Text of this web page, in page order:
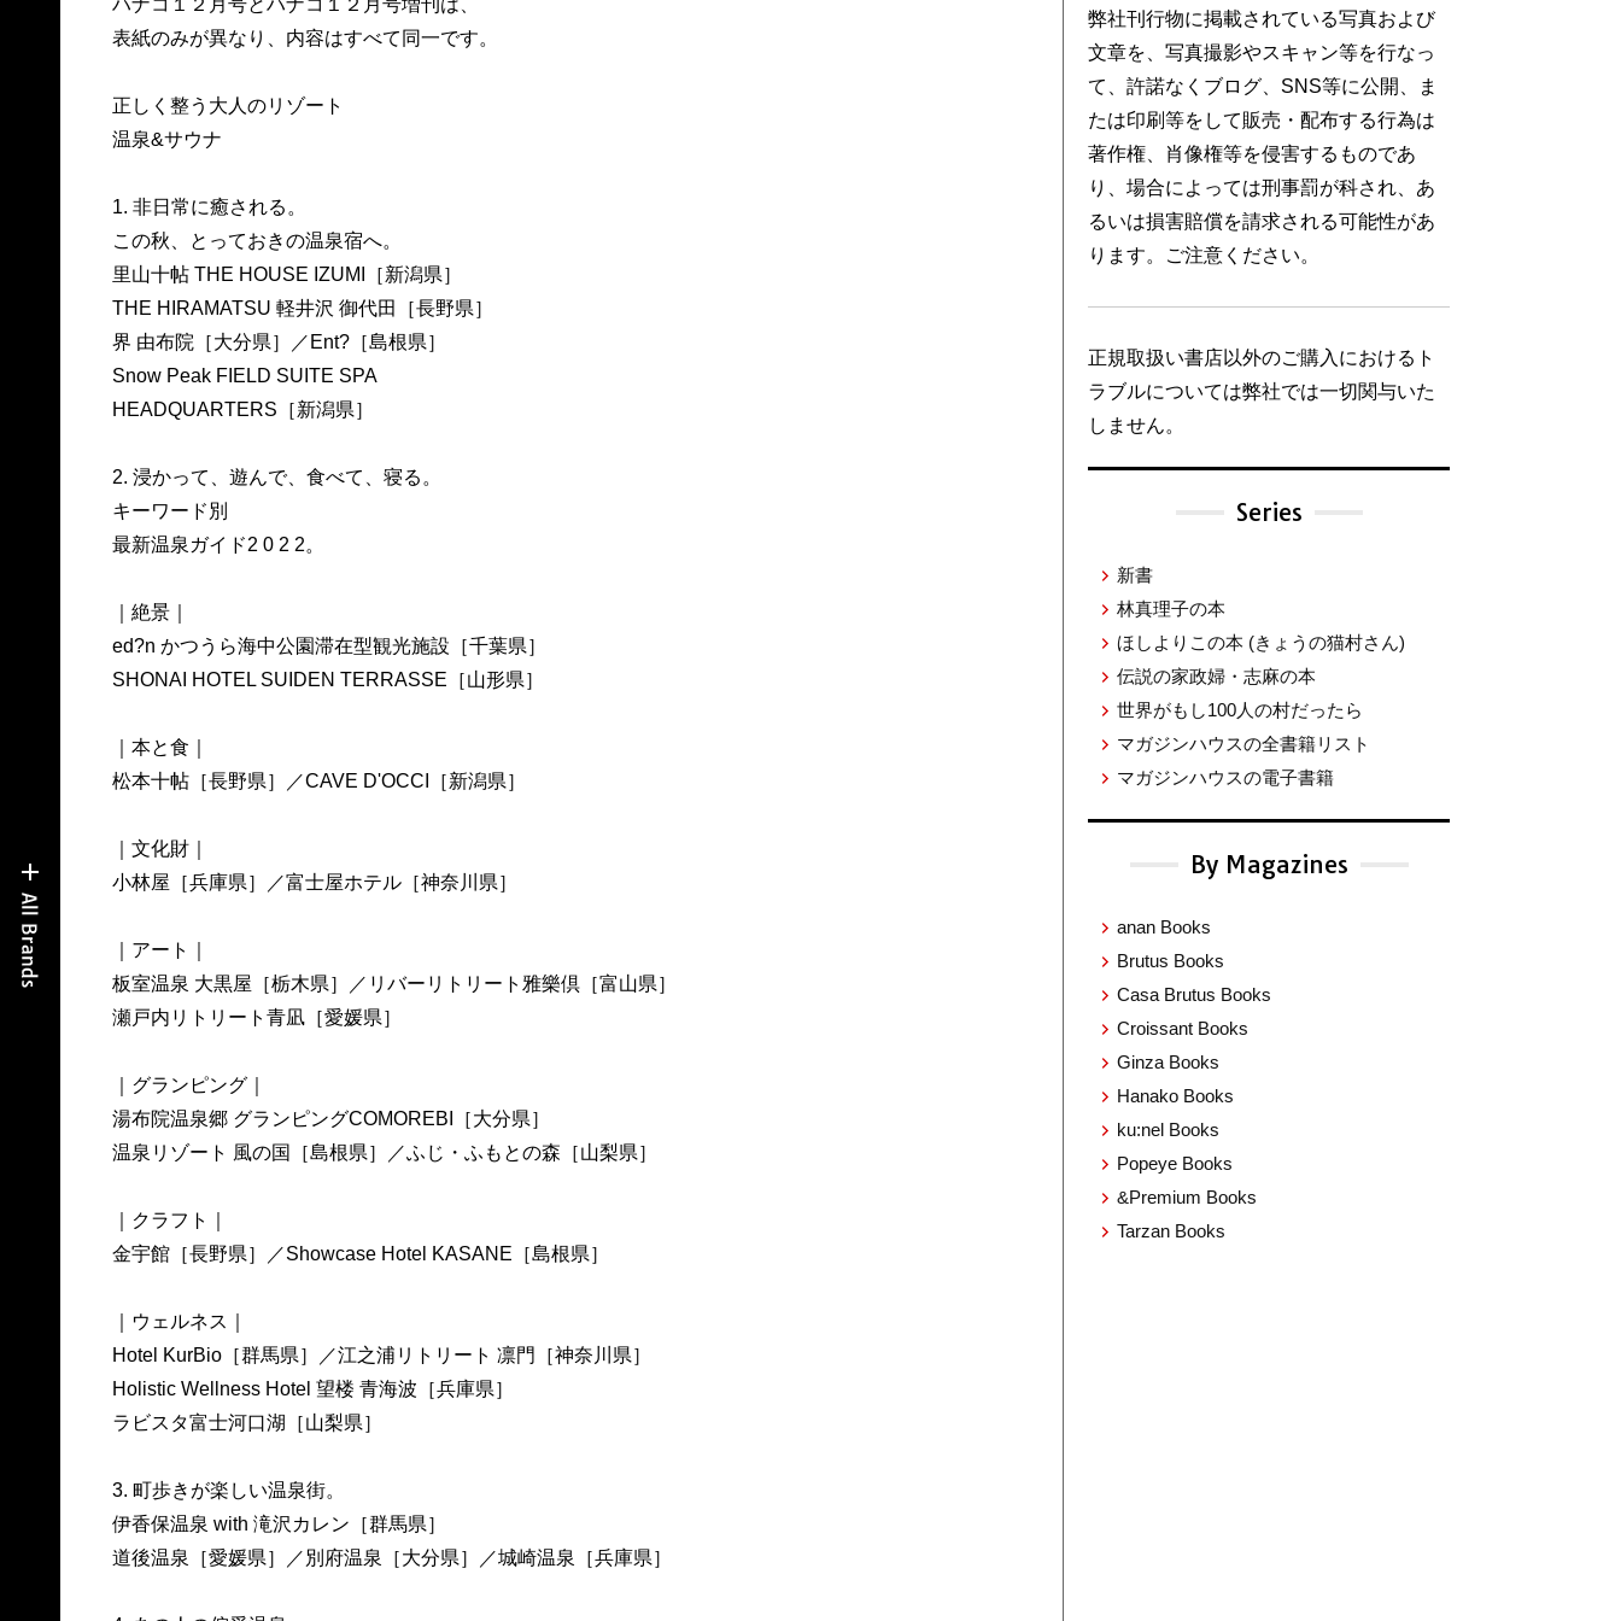
ハナコ１２月号とハナコ１２月号増刊は、
表紙のみが異なり、内容はすべて同一です。
正しく整う大人のリゾート
温泉&サウナ
1. 非日常に癒される。
この秋、とっておきの温泉宿へ。
里山十帖 THE HOUSE IZUMI［新潟県］
THE HIRAMATSU 軽井沢 御代田［長野県］
界 由布院［大分県］／Ent?［島根県］
Snow Peak FIELD SUITE SPA
HEADQUARTERS［新潟県］
2. 浸かって、遊んで、食べて、寝る。
キーワード別
最新温泉ガイド2 0 2 2。
｜絶景｜
ed?n かつうら海中公園滞在型観光施設［千葉県］
SHONAI HOTEL SUIDEN TERRASSE［山形県］
｜本と食｜
松本十帖［長野県］／CAVE D'OCCI［新潟県］
｜文化財｜
小林屋［兵庫県］／富士屋ホテル［神奈川県］
｜アート｜
板室温泉 大黒屋［栃木県］／リバーリトリート雅樂倶［富山県］
瀬戸内リトリート青凪［愛媛県］
｜グランピング｜
湯布院温泉郷 グランピングCOMOREBI［大分県］
温泉リゾート 風の国［島根県］／ふじ・ふもとの森［山梨県］
｜クラフト｜
金宇館［長野県］／Showcase Hotel KASANE［島根県］
｜ウェルネス｜
Hotel KurBio［群馬県］／江之浦リトリート 凛門［神奈川県］
Holistic Wellness Hotel 望楼 青海波［兵庫県］
ラビスタ富士河口湖［山梨県］
3. 町歩きが楽しい温泉街。
伊香保温泉 with 滝沢カレン［群馬県］
道後温泉［愛媛県］／別府温泉［大分県］／城崎温泉［兵庫県］
弊社刊行物に掲載されている写真および
文章を、写真撮影やスキャン等を行なっ
て、許諾なくブログ、SNS等に公開、ま
たは印刷等をして販売・配布する行為は
著作権、肖像権等を侵害するものであ
り、場合によっては刑事罰が科され、あ
るいは損害賠償を請求される可能性があ
ります。ご注意ください。
正規取扱い書店以外のご購入におけるト
ラブルについては弊社では一切関与いた
しません。
Series
新書
林真理子の本
ほしよりこの本 (きょうの猫村さん)
伝説の家政婦・志麻の本
世界がもし100人の村だったら
マガジンハウスの全書籍リスト
マガジンハウスの電子書籍
By Magazines
anan Books
Brutus Books
Casa Brutus Books
Croissant Books
Ginza Books
Hanako Books
ku:nel Books
Popeye Books
&Premium Books
Tarzan Books